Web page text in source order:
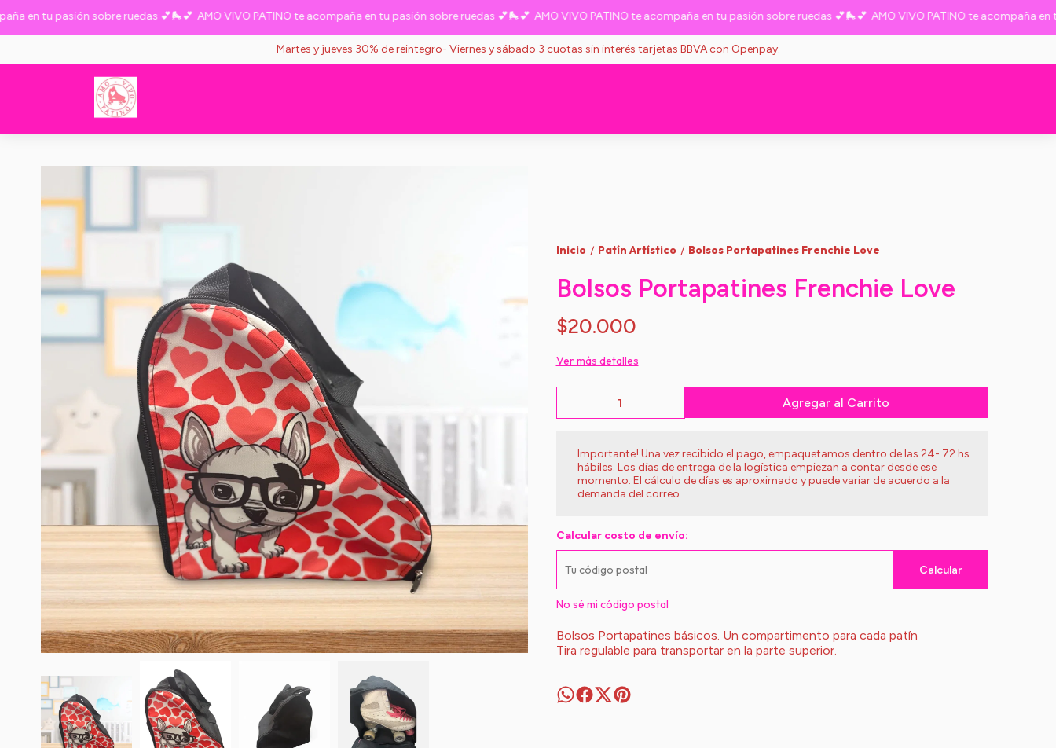
en tu pasión sobre ruedas 💕🛼💕 AMO VIVO PATINO te acompaña en tu pasión sobre ruedas 💕🛼💕 AMO VIVO PATINO te acompaña en tu pasión sobre ruedas 💕🛼💕 AMO VIVO PATINO te acompaña en tu
Martes y jueves 30% de reintegro- Viernes y sábado 3 cuotas sin interés tarjetas BBVA con Openpay.
Inicio / Patín Artístico / Bolsos Portapatines Frenchie Love
Bolsos Portapatines Frenchie Love
$20.000
Ver más detalles
Agregar al Carrito
Importante! Una vez recibido el pago, empaquetamos dentro de las 24- 72 hs
hábiles. Los días de entrega de la logística empiezan a contar desde ese
momento. El cálculo de días es aproximado y puede variar de acuerdo a la
demanda del correo.
Calcular costo de envío:
Calcular
No sé mi código postal
Bolsos Portapatines básicos. Un compartimento para cada patín
Tira regulable para transportar en la parte superior.